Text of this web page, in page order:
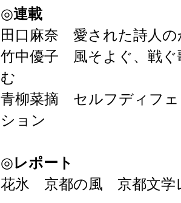
◎連載
田口麻奈 愛された詩人
竹中優子 風そよぐ、戦
む
青柳菜摘 セルフディフ
ション
◎レポート
花氷 京都の風 京都文学